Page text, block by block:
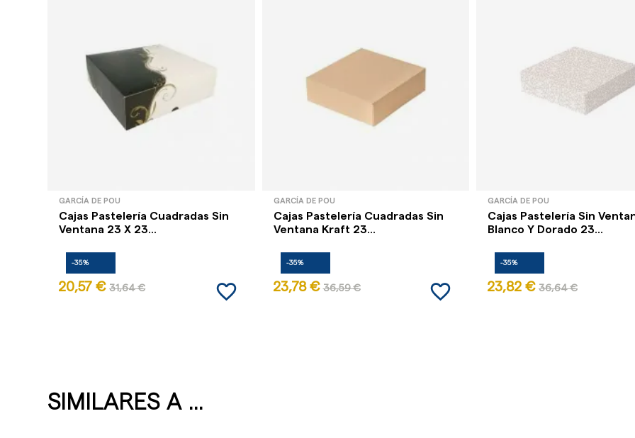
GARCÍA DE POU
Cajas Pastelería Cuadradas Sin
Ventana 23 X 23...
-35%
20,57 € 31,64 € favorite_border
GARCÍA DE POU
Cajas Pastelería Cuadradas Sin
Ventana Kraft 23...
-35%
23,78 € 36,59 € favorite_border
GARCÍA DE POU
Cajas Pastelería Sin
Blanco Y Dorado 23...
-35%
23,82 € 36,64 €
SIMILARES A ...